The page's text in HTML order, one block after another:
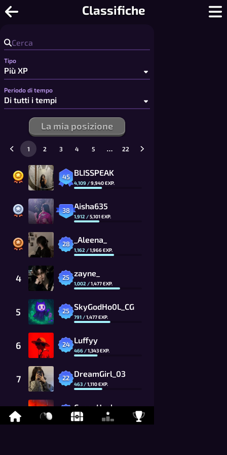
Classifiche
Go - Gioca a Go Online: dai rapidi
Tipo
Periodo di tempo
La mia posizione
45 BLISSPEAK
4,109 /9,940EXP.
38 Aisha635
1,912 /5,101EXP.
28 _Aleena_
1,162 /1,966EXP.
4 25 zayne_
1,002 /1,477EXP.
5 25 SkyGodHo0L_CG
791 /1,477EXP.
6 24 Luffyy
466 /1,343EXP.
7 22 DreamGirl_03
463 /1,110EXP.
8 CocoaHusky
759/ EXP.
1 2 3 4 5 … 22